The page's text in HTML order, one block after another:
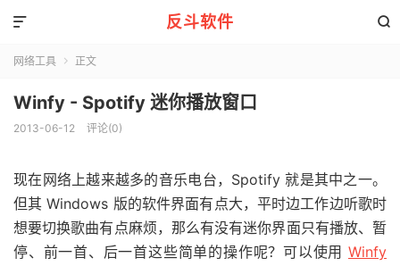
反斗软件 

网络工具  正文
Winfy - Spotify 迷你播放窗口
2013-06-12 评论(0)
现在网络上越来越多的音乐电台，Spotify 就是其中之一。
但其 Windows 版的软件界面有点大，平时边工作边听歌时
想要切换歌曲有点麻烦，那么有没有迷你界面只有播放、暂
停、前一首、后一首这些简单的操作呢？可以使用 Winfy